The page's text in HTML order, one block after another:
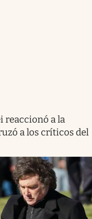
reaccionó a la
a los críticos del